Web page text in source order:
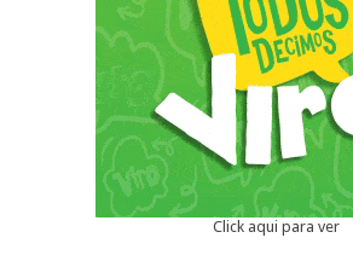
Click aqui para ver